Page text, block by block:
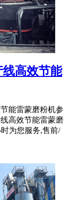
高效节能
能雷蒙磨粉机参
高效节能雷蒙磨
为您服务,售前/